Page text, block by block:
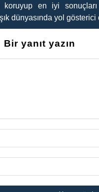
koruyup en iyi
dünyasında yol gösterici
Bir yanıt yazın